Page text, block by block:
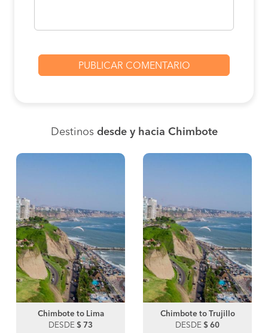
Destinos desde y hacia Chimbote
Chimbote to Lima
DESDE $ 73
Chimbote to Trujillo
DESDE $ 60